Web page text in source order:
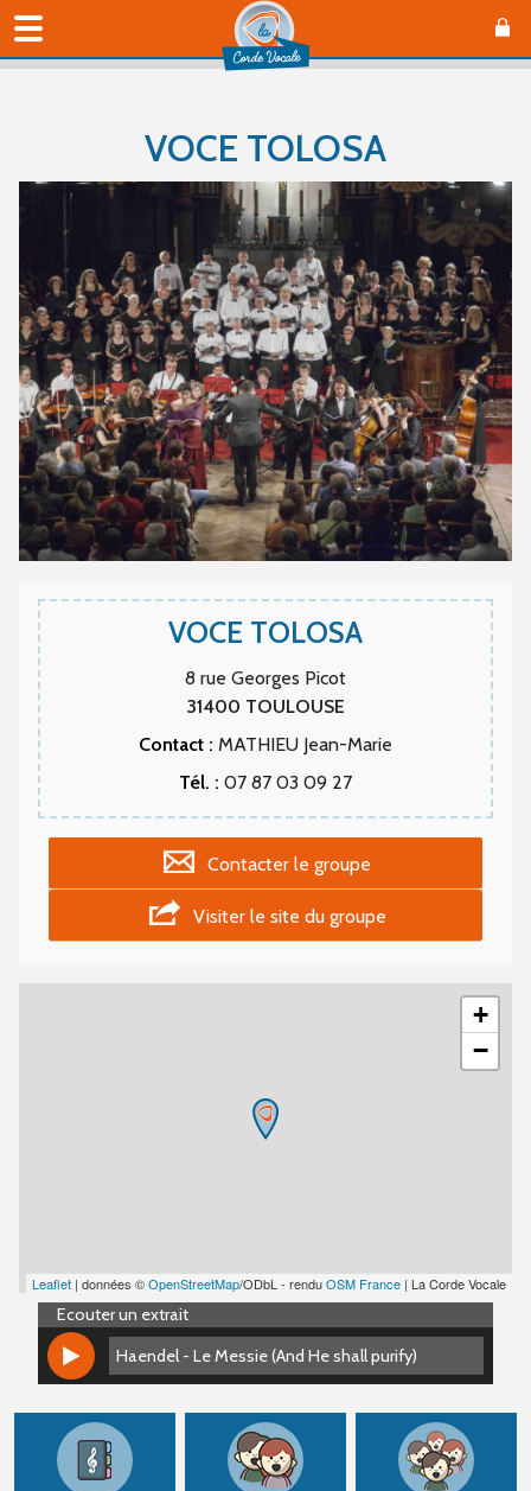
VOCE TOLOSA
VOCE TOLOSA
8 rue Georges Picot
31400 TOULOUSE
Contact : MATHIEU Jean-Marie
Tél. : 07 87 03 09 27
Contacter le groupe
Visiter le site du groupe
+
−
Leaflet | données ©OpenStreetMap/ODbL - renduOSM France | La Corde Vocale
Ecouter un extrait
Haendel - Le Messie (And He shall purify)
Haendel - Le Messie (And He shall purify)